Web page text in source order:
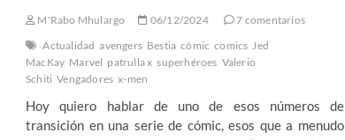
M'Rabo Mhulargo 06/12/2024
7 comentarios
Actualidad avengers Bestia cómic comics Jed
MacKay Marvel patrulla x superhéroes Valerio
Schiti Vengadores x-men
Hoy quiero hablar de uno de esos números de
transición en una serie de cómic, esos que a menudo